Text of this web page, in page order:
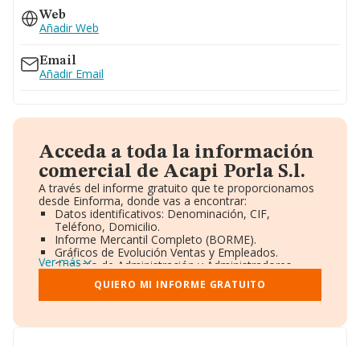
Web
Añadir Web
Email
Añadir Email
Acceda a toda la información
comercial de Acapi Porla S.l.
A través del informe gratuito que te proporcionamos
desde Einforma, donde vas a encontrar:
Datos identificativos: Denominación, CIF,
Teléfono, Domicilio.
Informe Mercantil Completo (BORME).
Gráficos de Evolución Ventas y Empleados.
Consejo de Administración y Administradores.
Directivos y Ejecutivos.
Accionistas.
Participaciones y Vinculaciones en otras empresas.
Información oficial y registral complementaria.
Ver más
QUIERO MI INFORME GRATUITO